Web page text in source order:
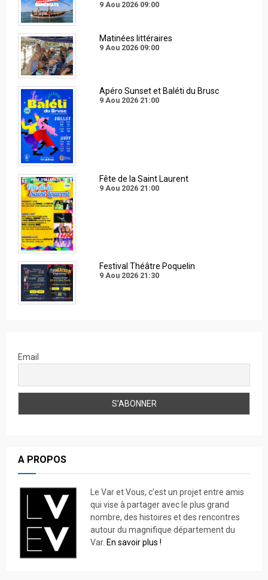
9 Aou 2026 09:00
Matinées littéraires
9 Aou 2026 09:00
Apéro Sunset et Baléti du Brusc
9 Aou 2026 21:00
Fête de la Saint Laurent
9 Aou 2026 21:00
Festival Théâtre Poquelin
9 Aou 2026 21:30
Email
A PROPOS
Le Var et Vous, c’est un projet entre amis
qui vise à partager avec le plus grand
nombre, des histoires et des rencontres
autour du magnifique département du
Var. En savoir plus !